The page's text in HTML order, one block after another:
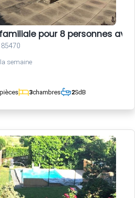
pour 8 personnes
la semaine
pièces 3chambres 2SdB